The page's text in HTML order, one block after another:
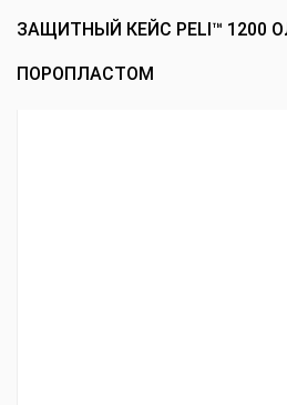
ЗАЩИТНЫЙ КЕЙС PELI™ 1200
ПОРОПЛАСТОМ